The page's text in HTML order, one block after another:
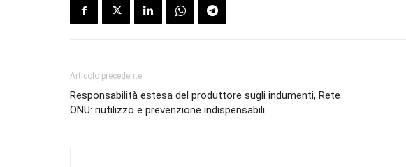
Articolo precedente
Responsabilità estesa del produttore sugli indumenti, Rete
ONU: riutilizzo e prevenzione indispensabili